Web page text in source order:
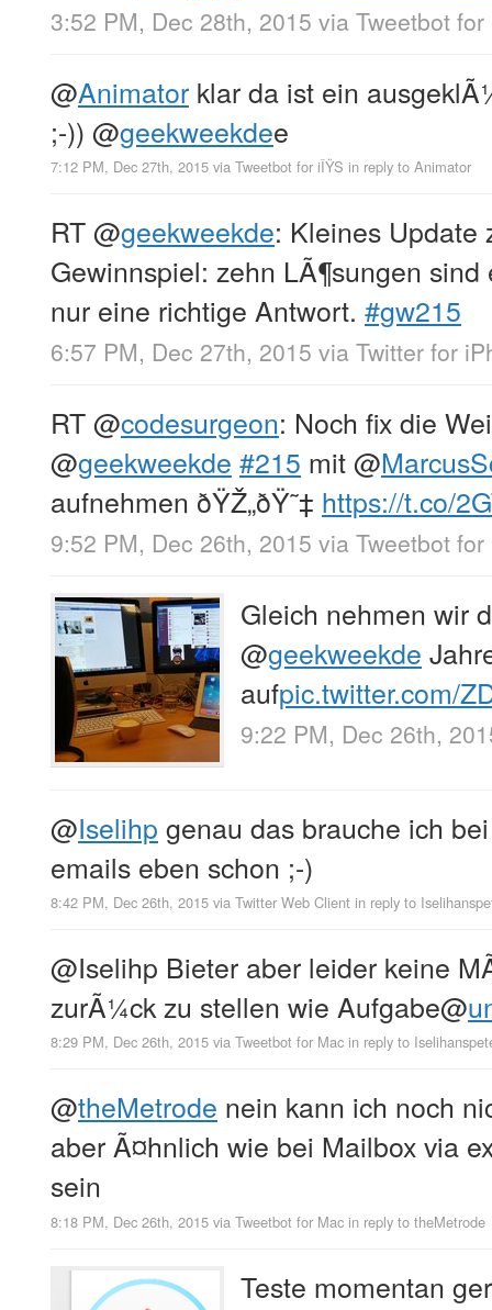
3:52 PM, Dec 28th, 2015 via Tweetbot for
@Animator klar da ist ein
;-)) @geekweekdee
7:12 PM, Dec 27th, 2015 via Tweetbot for iÎŸS in reply to Animator
RT@geekweekde: Kleines Update
Gewinnspiel: zehn LÃ¶sungen
nur eine richtige Antwort. #gw215
6:57 PM, Dec 27th, 2015 via Twitter for
RT@codesurgeon: Noch fix die
@geekweekde #215 mit@
aufnehmen ðŸŽ„ðŸ˜‡ https://t.co/
9:52 PM, Dec 26th, 2015 via Tweetbot
Gleich nehmen wir
@geekweekde
aufpic.twitter.com/
9:22 PM, Dec 26th,
@Iselihp genau das brauche ich
emails eben schon ;-)
8:42 PM, Dec 26th, 2015 via Twitter Web Client in reply to
@Iselihp Bieter aber leider keine
zurÃ¼ck zu stellen wie Aufgabe@
8:29 PM, Dec 26th, 2015 via Tweetbot for Mac in reply to
@theMetrode nein kann ich noch
aber Ã¤hnlich wie bei Mailbox via
sein
8:18 PM, Dec 26th, 2015 via Tweetbot for Mac in reply to theMetrode
Teste momentan